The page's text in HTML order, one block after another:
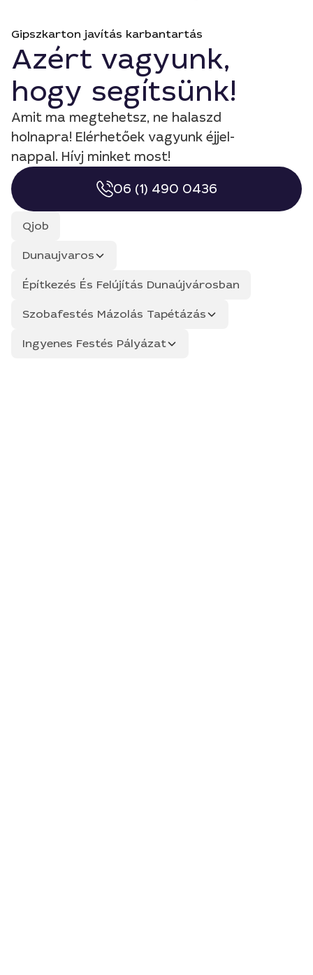
Gipszkarton javítás karbantartás
Azért vagyunk,
hogy segítsünk!
Amit ma megtehetsz, ne halaszd
holnapra! Elérhetőek vagyunk éjjel-
nappal. Hívj minket most!
06 (1) 490 0436
Qjob
Dunaujvaros
Építkezés És Felújítás Dunaújvárosban
Szobafestés Mázolás Tapétázás
Ingyenes Festés Pályázat